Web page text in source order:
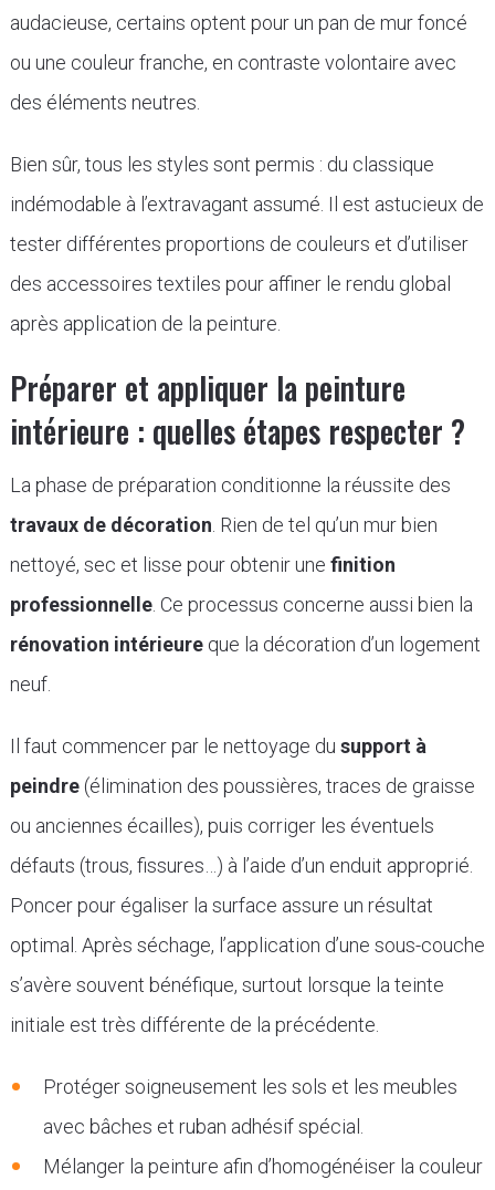
audacieuse, certains optent pour un pan de mur foncé
ou une couleur franche, en contraste volontaire avec
des éléments neutres.
Bien sûr, tous les styles sont permis : du classique
indémodable à l’extravagant assumé. Il est astucieux de
tester différentes proportions de couleurs et d’utiliser
des accessoires textiles pour affiner le rendu global
après application de la peinture.
Préparer et appliquer la peinture
intérieure : quelles étapes respecter ?
La phase de préparation conditionne la réussite des
travaux de décoration . Rien de tel qu’un mur bien
nettoyé, sec et lisse pour obtenir une finition
professionnelle. Ce processus concerne aussi bien la
rénovation intérieureque la décoration d’un logement
neuf.
Il faut commencer par le nettoyage du support à
peindre(élimination des poussières, traces de graisse
ou anciennes écailles), puis corriger les éventuels
défauts (trous, fissures…) à l’aide d’un enduit approprié.
Poncer pour égaliser la surface assure un résultat
optimal. Après séchage, l’application d’une sous-couche
s’avère souvent bénéfique, surtout lorsque la teinte
initiale est très différente de la précédente.
Protéger soigneusement les sols et les meubles
avec bâches et ruban adhésif spécial.
Mélanger la peinture afin d’homogénéiser la couleur